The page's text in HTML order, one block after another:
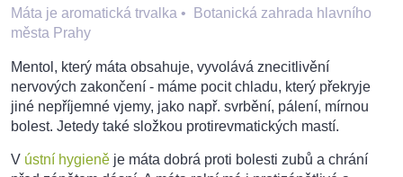
Máta je aromatická trvalka •
Botanická zahrada hlavního
města Prahy
Mentol, který máta obsahuje, vyvolává znecitlivění
nervových zakončení - máme pocit chladu, který překryje
jiné nepříjemné vjemy, jako např. svrbění, pálení, mírnou
bolest. Jetedy také složkou protirevmatických mastí.
V ústní hygieně je máta dobrá proti bolesti zubů a chrání